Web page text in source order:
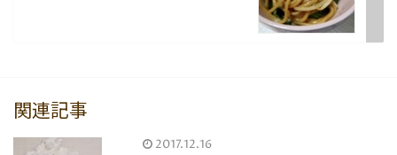
関連記事
2017.12.16